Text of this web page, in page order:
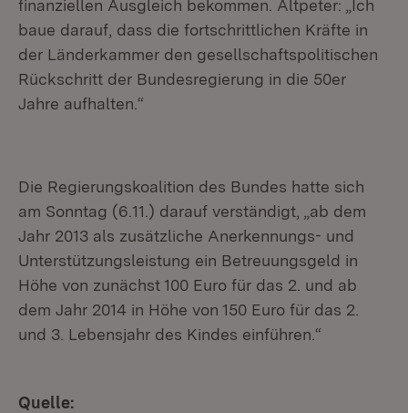
finanziellen Ausgleich bekommen. Altpeter: „Ich
baue darauf, dass die fortschrittlichen Kräfte in
der Länderkammer den gesellschaftspolitischen
Rückschritt der Bundesregierung in die 50er
Jahre aufhalten.“
Die Regierungskoalition des Bundes hatte sich
am Sonntag (6.11.) darauf verständigt, „ab dem
Jahr 2013 als zusätzliche Anerkennungs- und
Unterstützungsleistung ein Betreuungsgeld in
Höhe von zunächst 100 Euro für das 2. und ab
dem Jahr 2014 in Höhe von 150 Euro für das 2.
und 3. Lebensjahr des Kindes einführen.“
Quelle: